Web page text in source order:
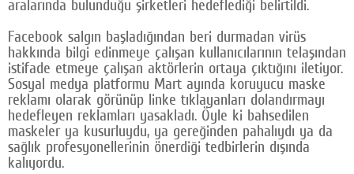
aralarında bulunduğu şirketleri hedeflediği belirtildi.
Facebook salgın başladığından beri durmadan virüs
hakkında bilgi edinmeye çalışan kullanıcılarının telaşından
istifade etmeye çalışan aktörlerin ortaya çıktığını iletiyor.
Sosyal medya platformu Mart ayında koruyucu maske
reklamı olarak görünüp linke tıklayanları dolandırmayı
hedefleyen reklamları yasakladı. Öyle ki bahsedilen
maskeler ya kusurluydu, ya gereğinden pahalıydı ya da
sağlık profesyonellerinin önerdiği tedbirlerin dışında
kalıyordu.